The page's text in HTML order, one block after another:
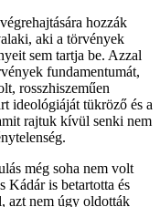
hozzák
aki a törvények
sem tartja be. Azzal
fundamentumát,
rosszhiszeműen
ideológiáját tükröző és a
rajtuk kívül senki nem
még soha nem volt
Kádár is betartotta és
azt nem úgy oldották